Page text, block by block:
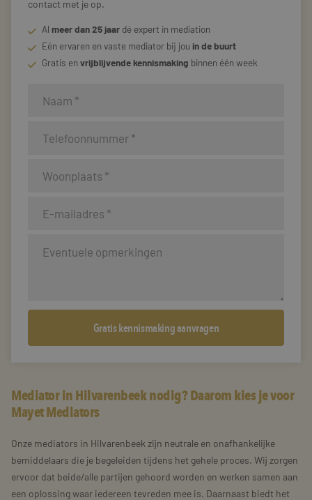
Mediator in Hilvarenbeek nodig? Daarom kies je voor
Mayet Mediators
Onze mediators in Hilvarenbeek zijn neutrale en onafhankelijke
bemiddelaars die je begeleiden tijdens het gehele proces. Wij zorgen
ervoor dat beide/alle partijen gehoord worden en werken samen aan
een oplossing waar iedereen tevreden mee is. Daarnaast biedt het
contact met je op.
Al meer dan 25 jaar dé expert in mediation
Eén ervaren en vaste mediator bij jou in de buurt
Gratis envrijblijvende kennismaking binnen één week